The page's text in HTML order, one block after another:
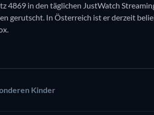
4869 in den täglichen JustWatch
gerutscht. In Österreich ist er derzeit
Kinder